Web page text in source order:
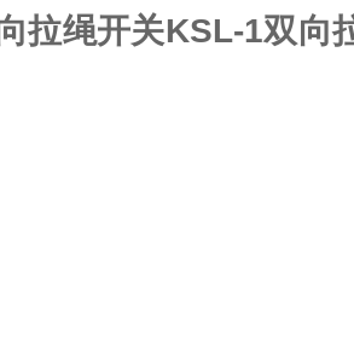
拉绳开关KSL-1双向